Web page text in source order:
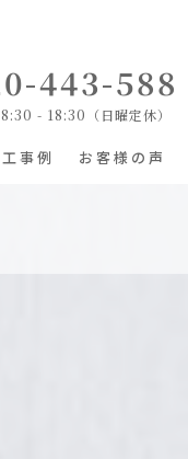
443-588
- 18:30（日曜定休）
事例 お客様の声